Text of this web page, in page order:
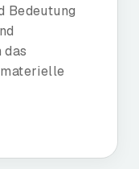
Bedeutung